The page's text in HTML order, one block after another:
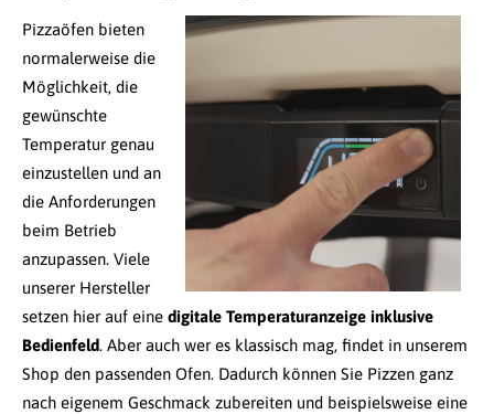
Pizzaöfen bieten
normalerweise die
Möglichkeit, die
gewünschte
Temperatur genau
einzustellen und an
die Anforderungen
beim Betrieb
anzupassen. Viele
unserer Hersteller
setzen hier auf eine digitale Temperaturanzeige inklusive
Bedienfeld. Aber auch wer es klassisch mag, findet in unserem
Shop den passenden Ofen. Dadurch können Sie Pizzen ganz
nach eigenem Geschmack zubereiten und beispielsweise eine